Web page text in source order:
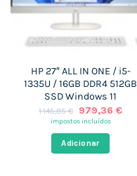
HP 27″ ALL IN ONE / i5-
1335U / 16GB DDR4 512GB
SSD Windows 11
1.145,85€
O
preço
era:
1.145,85 €.
979,36 €O
impostos incluídos
Adicionar